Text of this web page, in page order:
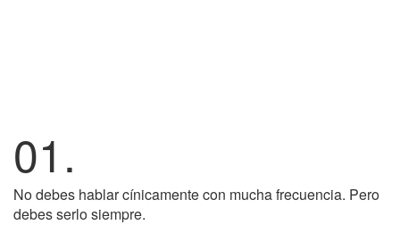
01.
No debes hablar cínicamente con mucha frecuencia. Pero
debes serlo siempre.